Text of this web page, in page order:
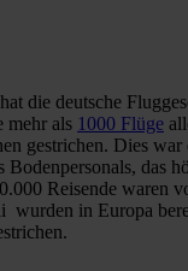
die deutsche
mehr als 1000 Flüge
gestrichen. Dies war
Bodenpersonals, das
Reisende waren
wurden in Europa